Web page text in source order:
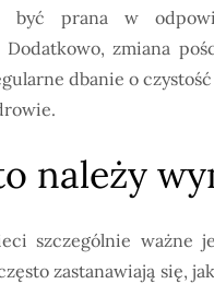
być prana w
Dodatkowo, zmiana
dbanie o
należy
szczególnie ważne
zastanawiają się,